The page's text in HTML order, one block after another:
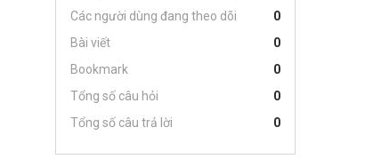
Các người dùng đang theo dõi
0
Bài viết
0
Bookmark
0
Tổng số câu hỏi
0
Tổng số câu trả lời
0